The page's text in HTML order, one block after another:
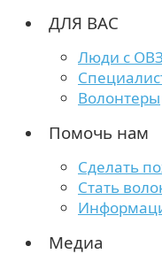
ДЛЯ ВАС
Люди с ОВЗ
Волонтеры
Помочь нам
Сделать
Стать
Медиа